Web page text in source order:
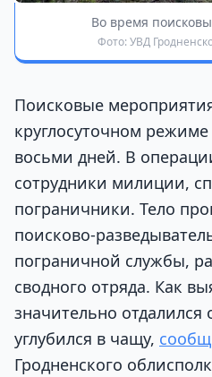
Во время
Фото: УВД
Поисковые
круглосуточном
восьми дней. В
сотрудники милиции,
пограничники. Тело
поисково-
пограничной службы,
сводного отряда. Как
значительно отдалился
углубился в чащу,
Гродненского